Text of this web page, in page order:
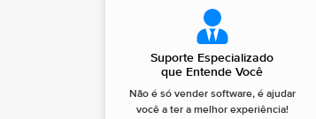
Suporte Especializado
que Entende Você
Não é só vender software, é ajudar
você a ter a melhor experiência!